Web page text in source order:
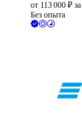
от 113 000 ₽
Без опыта